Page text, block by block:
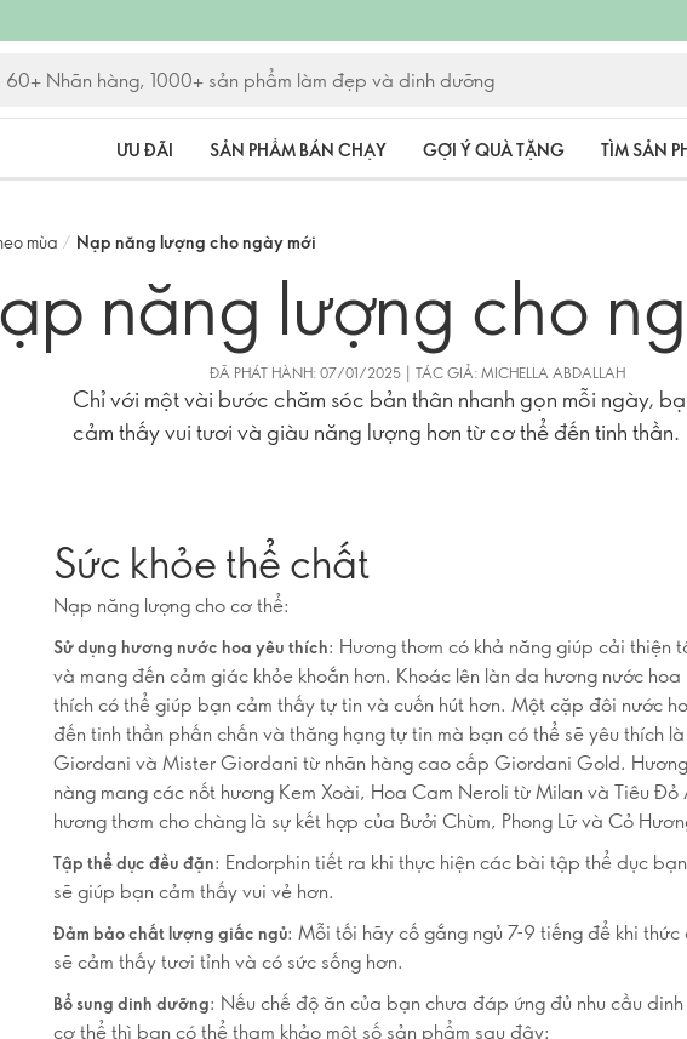
ƯU ĐÃI SẢN PHẨM BÁN CHẠY GỢI Ý QUÀ TẶNG TÌM SẢN
mùa / Nạp năng lượng cho ngày mới
năng lượng cho
ĐÃ PHÁT HÀNH: 07/01/2025 | TÁC GIẢ: MICHELLA ABDALLAH
Chỉ với một vài bước chăm sóc bản thân nhanh gọn mỗi ngày,
cảm thấy vui tươi và giàu năng lượng hơn từ cơ thể đến tinh thần.
Sức khỏe thể chất
Nạp năng lượng cho cơ thể:
Sử dụng hương nước hoa yêu thích: Hương thơm có khả năng giúp cải thiện
và mang đến cảm giác khỏe khoắn hơn. Khoác lên làn da hương nước hoa
thích có thể giúp bạn cảm thấy tự tin và cuốn hút hơn. Một cặp đôi nước
đến tinh thần phấn chấn và thăng hạng tự tin mà bạn có thể sẽ yêu thích
Giordani và Mister Giordani từ nhãn hàng cao cấp Giordani Gold.
nàng mang các nốt hương Kem Xoài, Hoa Cam Neroli từ Milan và Tiêu Đỏ
hương thơm cho chàng là sự kết hợp của Bưởi Chùm, Phong Lữ và Cỏ
Tập thể dục đều đặn: Endorphin tiết ra khi thực hiện các bài tập thể dục
sẽ giúp bạn cảm thấy vui vẻ hơn.
Đảm bảo chất lượng giấc ngủ: Mỗi tối hãy cố gắng ngủ 7-9 tiếng để khi
sẽ cảm thấy tươi tỉnh và có sức sống hơn.
Bổ sung dinh dưỡng: Nếu chế độ ăn của bạn chưa đáp ứng đủ nhu cầu
cơ thể thì bạn có thể tham khảo một số sản phẩm sau đây: